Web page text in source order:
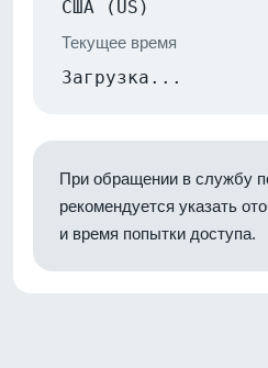
США (US)
Текущее время
Загрузка...
При обращении в службу
рекомендуется указать
и время попытки доступа.